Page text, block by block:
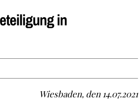
in
Wiesbaden, den 14.07.2021